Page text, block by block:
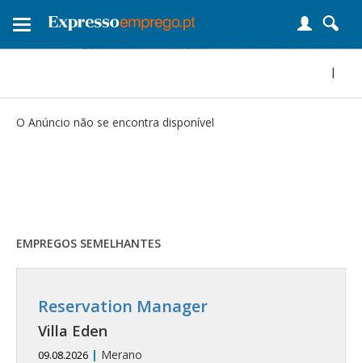
Toggle
|
O Anúncio não se encontra disponível
EMPREGOS SEMELHANTES
Reservation Manager
Villa Eden
09.08.2026 | Merano